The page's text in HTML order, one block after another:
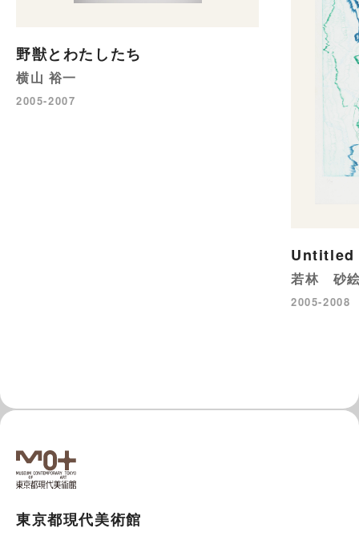
野獣とわたしたち
横山 裕一
2005-2007
Untitled
若林 砂
2005-2008
東京都現代美術館